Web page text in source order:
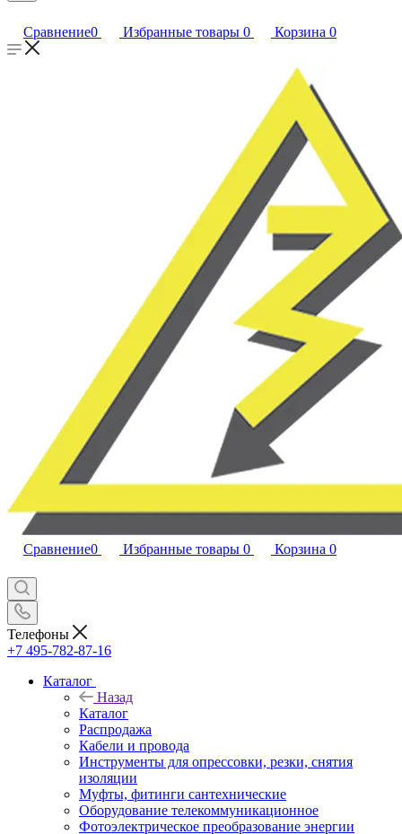
Сравнение0 Избранные товары 0 Корзина 0
Сравнение0 Избранные товары 0 Корзина 0
Телефоны
+7 495-782-87-16
Каталог
Назад
Каталог
Распродажа
Кабели и провода
Инструменты для опрессовки, резки, снятия
изоляции
Муфты, фитинги сантехнические
Оборудование телекоммуникационное
Фотоэлектрическое преобразование энергии